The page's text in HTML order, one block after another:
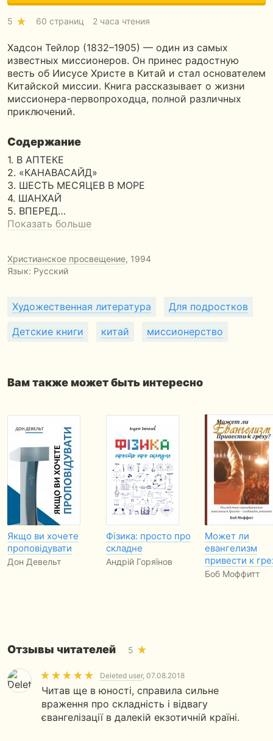
5 60 страниц 2 часа чтения
Хадсон Тейлор (1832–1905) — один из самых
известных миссионеров. Он принес радостную
весть об Иисусе Христе в Китай и стал основателем
Китайской миссии. Книга рассказывает о жизни
миссионера-первопроходца, полной различных
приключений.
Содержание
1. В АПТЕКЕ
2. «КАНАВАСАЙД»
3. ШЕСТЬ МЕСЯЦЕВ В МОРЕ
4. ШАНХАЙ
5. ВПЕРЕД…
Показать больше
Христианское просвещение, 1994
Язык: Русский
Художественная литература Для подростков
Детские книги китай миссионерство
Вам также может быть интересно
Якщо ви хочете
проповідувати
Дон Девельт
Фізика: просто про
складне
Андрій Горяїнов
Может ли
евангелизм
привести к
Боб Моффитт
Отзывы читателей 5
Deleted user, 07.08.2018
Читав ще в юності, справила сильне
враження про складність і відвагу
євангелізації в далекій екзотичній країні.